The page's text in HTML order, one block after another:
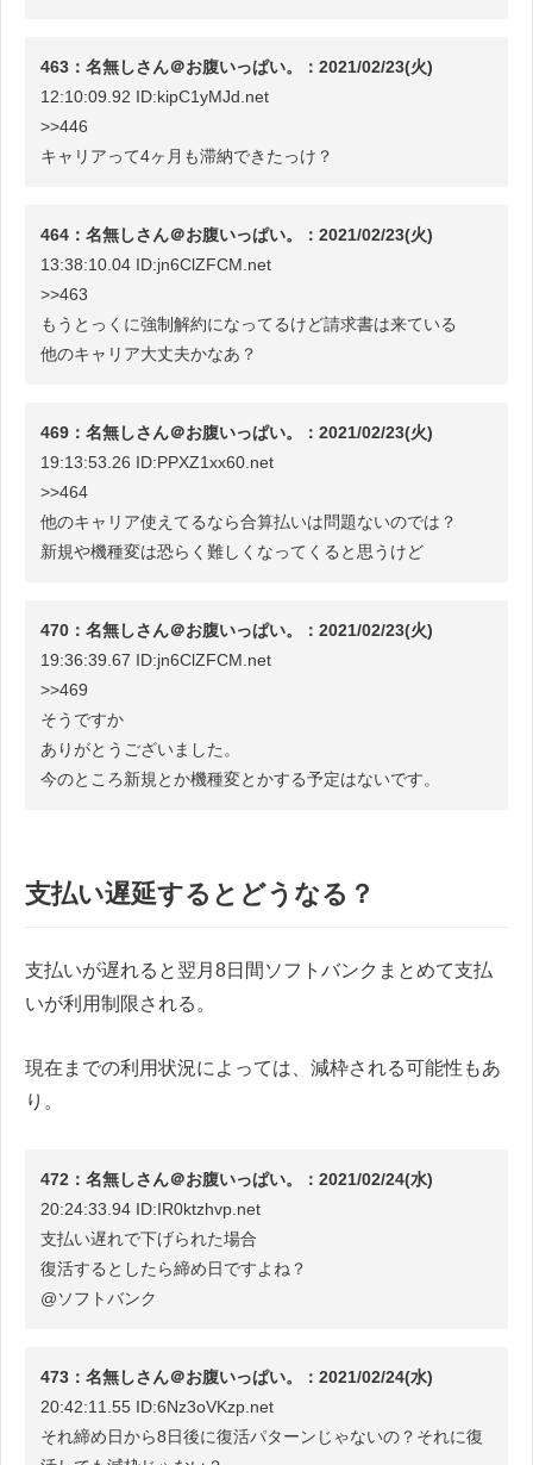
463：名無しさん＠お腹いっぱい。：2021/02/23(火)
12:10:09.92 ID:kipC1yMJd.net
>>446
キャリアって4ヶ月も滞納できたっけ？
464：名無しさん＠お腹いっぱい。：2021/02/23(火)
13:38:10.04 ID:jn6ClZFCM.net
>>463
もうとっくに強制解約になってるけど請求書は来ている
他のキャリア大丈夫かなあ？
469：名無しさん＠お腹いっぱい。：2021/02/23(火)
19:13:53.26 ID:PPXZ1xx60.net
>>464
他のキャリア使えてるなら合算払いは問題ないのでは？
新規や機種変は恐らく難しくなってくると思うけど
470：名無しさん＠お腹いっぱい。：2021/02/23(火)
19:36:39.67 ID:jn6ClZFCM.net
>>469
そうですか
ありがとうございました。
今のところ新規とか機種変とかする予定はないです。
支払い遅延するとどうなる？
支払いが遅れると翌月8日間ソフトバンクまとめて支払
いが利用制限される。
現在までの利用状況によっては、減枠される可能性もあ
り。
472：名無しさん＠お腹いっぱい。：2021/02/24(水)
20:24:33.94 ID:IR0ktzhvp.net
支払い遅れで下げられた場合
復活するとしたら締め日ですよね？
@ソフトバンク
473：名無しさん＠お腹いっぱい。：2021/02/24(水)
20:42:11.55 ID:6Nz3oVKzp.net
それ締め日から8日後に復活パターンじゃないの？それに復